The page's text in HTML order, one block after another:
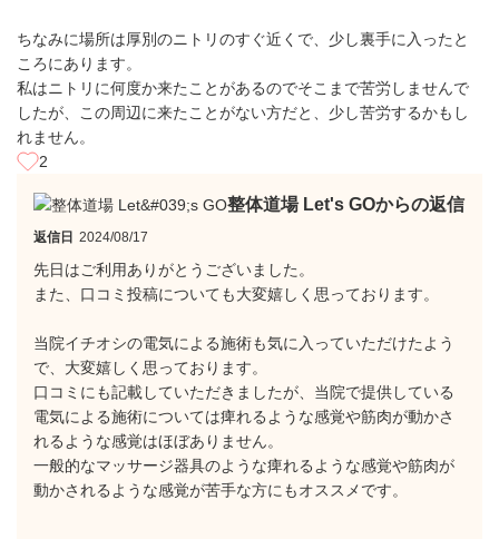
ちなみに場所は厚別のニトリのすぐ近くで、少し裏手に入ったと
ころにあります。
私はニトリに何度か来たことがあるのでそこまで苦労しませんで
したが、この周辺に来たことがない方だと、少し苦労するかもし
れません。
2
整体道場 Let's GOからの返信
返信日 2024/08/17
先日はご利用ありがとうございました。
また、口コミ投稿についても大変嬉しく思っております。
当院イチオシの電気による施術も気に入っていただけたよう
で、大変嬉しく思っております。
口コミにも記載していただきましたが、当院で提供している
電気による施術については痺れるような感覚や筋肉が動かさ
れるような感覚はほぼありません。
一般的なマッサージ器具のような痺れるような感覚や筋肉が
動かされるような感覚が苦手な方にもオススメです。